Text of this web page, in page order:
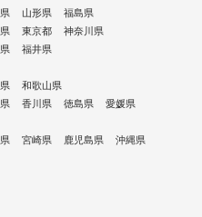
山形県
福島県
東京都
神奈川県
福井県
和歌山県
香川県 徳島県
愛媛県
宮崎県 鹿児島県 沖縄県